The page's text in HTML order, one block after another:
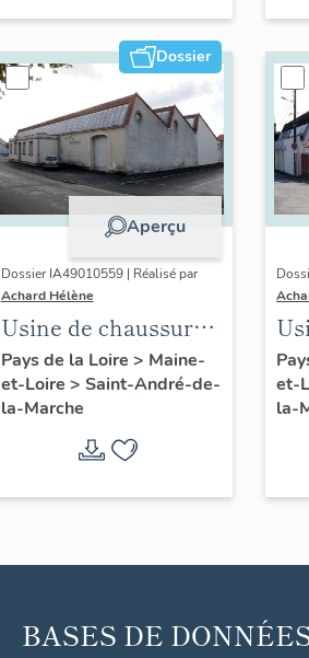
Dossier
Aperçu
Dossier IA49010559 | Réalisé par
Achard Hélène
Usine de chaussures
Morinière-Ripoche,
actuel Musée des
métiers de la
chaussure, 6 rue
Pays de la Loire > Maine-
et-Loire > Saint-André-de-
la-Marche
et-
la-
BASES DE